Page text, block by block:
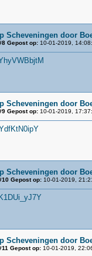
Scheveningen door
Gepost op:10-01-2019,
Scheveningen door
Gepost op:10-01-2019,
Scheveningen door
Gepost op:10-01-2019,
Scheveningen door
Gepost op:10-01-2019,